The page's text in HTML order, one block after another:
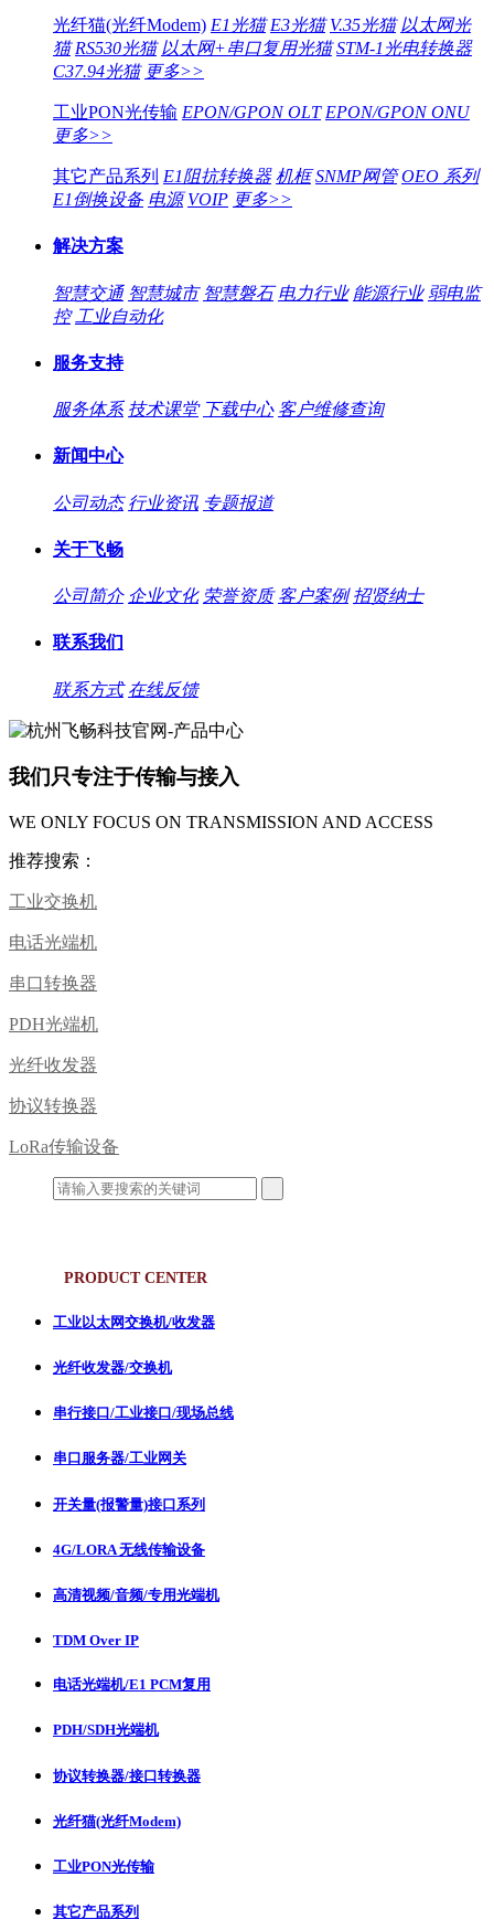
光纤猫(光纤Modem) E1光猫 E3光猫 V.35光猫 以太网光
猫 RS530光猫 以太网+串口复用光猫 STM-1光电转换器
C37.94光猫 更多>>
工业PON光传输 EPON/GPON OLT EPON/GPON ONU
更多>>
其它产品系列 E1阻抗转换器 机框 SNMP网管 OEO 系列
E1倒换设备 电源 VOIP 更多>>
解决方案
智慧交通 智慧城市 智慧磐石 电力行业 能源行业 弱电监
控 工业自动化
服务支持
服务体系 技术课堂 下载中心 客户维修查询
新闻中心
公司动态 行业资讯 专题报道
关于飞畅
公司简介 企业文化 荣誉资质 客户案例 招贤纳士
联系我们
联系方式 在线反馈
我们只专注于传输与接入
WE ONLY FOCUS ON TRANSMISSION AND ACCESS
推荐搜索：
工业交换机
电话光端机
串口转换器
PDH光端机
光纤收发器
协议转换器
LoRa传输设备
PRODUCT CENTER
工业以太网交换机/收发器
光纤收发器/交换机
串行接口/工业接口/现场总线
串口服务器/工业网关
开关量(报警量)接口系列
4G/LORA 无线传输设备
高清视频/音频/专用光端机
TDM Over IP
电话光端机/E1 PCM复用
PDH/SDH光端机
协议转换器/接口转换器
光纤猫(光纤Modem)
工业PON光传输
其它产品系列